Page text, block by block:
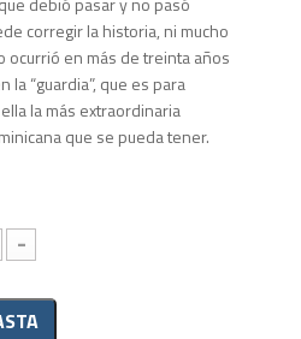
corregir la historia, ni mucho
ocurrió en más de treinta años
“guardia”, que es para
la más extraordinaria
que se pueda tener.
-